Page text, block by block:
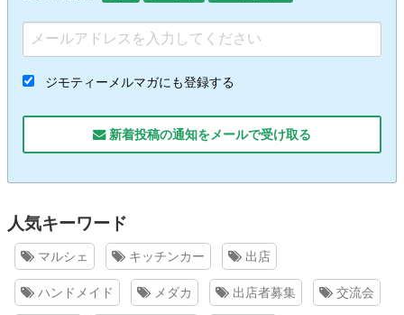
ジモティーメルマガにも登録する
新着投稿の通知をメールで受け取る
人気キーワード
マルシェ キッチンカー 出店
ハンドメイド メダカ 出店者募集 交流会